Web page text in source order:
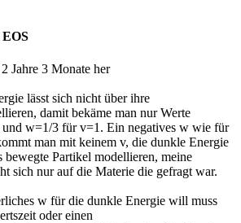
2 Jahre 3 Monate her
lässt sich nicht über ihre
damit bekäme man nur Werte
w=1/3 für v=1. Ein negatives w wie für
man mit keinem v, die dunkle Energie
bewegte Partikel modellieren, meine
sich nur auf die Materie die gefragt war.
w für die dunkle Energie will muss
oder einen